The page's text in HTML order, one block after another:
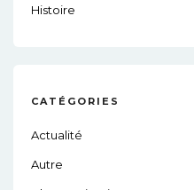
Histoire
CATÉGORIES
Actualité
Autre